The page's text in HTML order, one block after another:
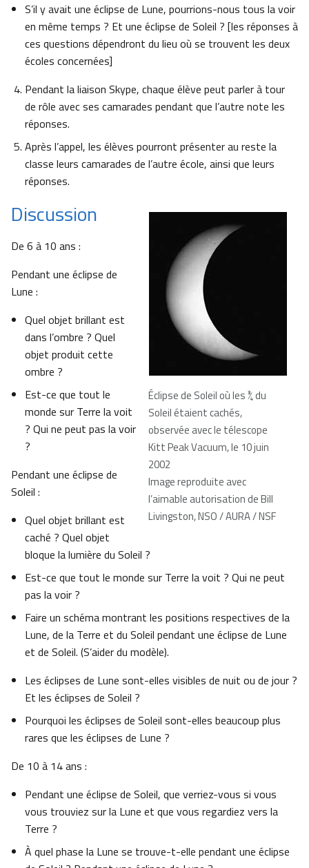
S’il y avait une éclipse de Lune, pourrions-nous tous la voir
en même temps ? Et une éclipse de Soleil ? [les réponses à
ces questions dépendront du lieu où se trouvent les deux
écoles concernées]
Pendant la liaison Skype, chaque élève peut parler à tour
de rôle avec ses camarades pendant que l’autre note les
réponses.
Après l’appel, les élèves pourront présenter au reste la
classe leurs camarades de l’autre école, ainsi que leurs
réponses.
Éclipse de Soleil où les ¾ du
Soleil étaient cachés,
observée avec le télescope
Kitt Peak Vacuum, le 10 juin
2002
Image reproduite avec
l’aimable autorisation de Bill
Livingston, NSO / AURA / NSF
Discussion
De 6 à 10 ans :
Pendant une éclipse de
Lune :
Quel objet brillant est
dans l’ombre ? Quel
objet produit cette
ombre ?
Est-ce que tout le
monde sur Terre la voit
? Qui ne peut pas la voir
?
Pendant une éclipse de
Soleil :
Quel objet brillant est
caché ? Quel objet
bloque la lumière du Soleil ?
Est-ce que tout le monde sur Terre la voit ? Qui ne peut
pas la voir ?
Faire un schéma montrant les positions respectives de la
Lune, de la Terre et du Soleil pendant une éclipse de Lune
et de Soleil. (S’aider du modèle).
Les éclipses de Lune sont-elles visibles de nuit ou de jour ?
Et les éclipses de Soleil ?
Pourquoi les éclipses de Soleil sont-elles beaucoup plus
rares que les éclipses de Lune ?
De 10 à 14 ans :
Pendant une éclipse de Soleil, que verriez-vous si vous
vous trouviez sur la Lune et que vous regardiez vers la
Terre ?
À quel phase la Lune se trouve-t-elle pendant une éclipse